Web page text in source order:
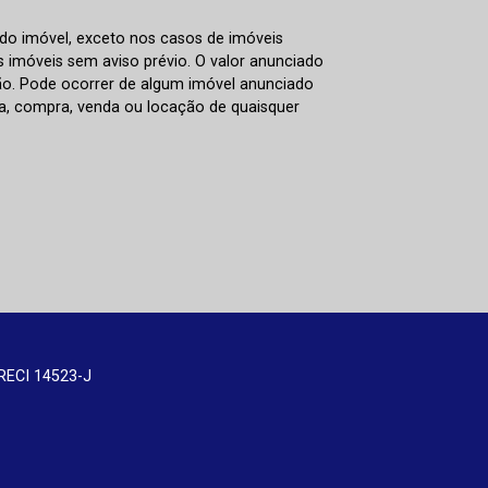
imóvel, exceto nos casos de imóveis
sem aviso prévio. O valor anunciado
Pode ocorrer de algum imóvel anunciado
compra, venda ou locação de quaisquer
14523-J